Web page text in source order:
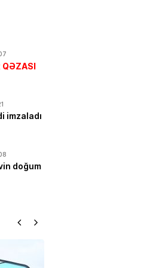
QƏZASI
imzaladı
doğum